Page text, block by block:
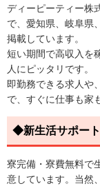
ディーピーティー株
で、愛知県、岐阜県
掲載しています。
短い期間で高収入を
人にピッタリです。
即勤務できる求人や
で、すぐに仕事も家
◆新生活サポー
寮完備・寮費無料で
意しています。当然